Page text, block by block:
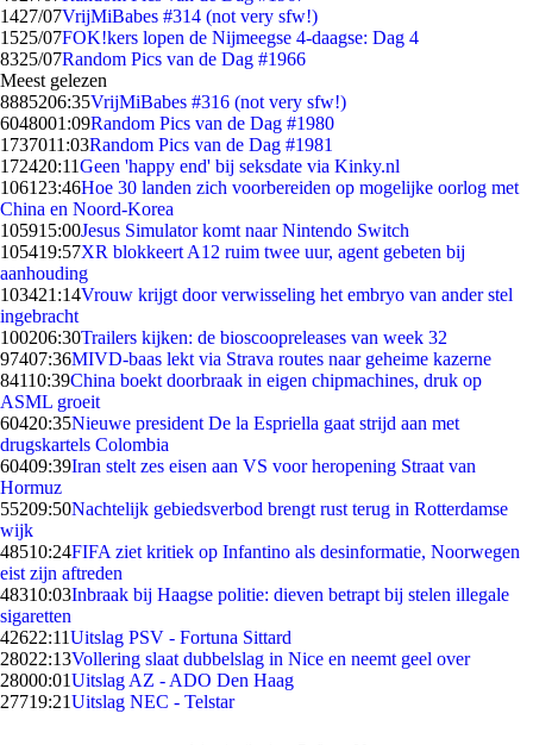
1427/07VrijMiBabes #314 (not very sfw!)
1525/07FOK!kers lopen de Nijmeegse 4-daagse: Dag 4
8325/07Random Pics van de Dag #1966
Meest gelezen
8885206:35VrijMiBabes #316 (not very sfw!)
6048001:09Random Pics van de Dag #1980
1737011:03Random Pics van de Dag #1981
172420:11Geen 'happy end' bij seksdate via Kinky.nl
1061 23:46Hoe 30 landen zich voorbereiden op mogelijke oorlog met
China en Noord-Korea
105915:00Jesus Simulator komt naar Nintendo Switch
105419:57XR blokkeert A12 ruim twee uur, agent gebeten bij
aanhouding
103421:14Vrouw krijgt door verwisseling het embryo van ander stel
ingebracht
100206:30Trailers kijken: de bioscoopreleases van week 32
97407:36MIVD-baas lekt via Strava routes naar geheime kazerne
84110:39China boekt doorbraak in eigen chipmachines, druk op
ASML groeit
60420:35Nieuwe president De la Espriella gaat strijd aan met
drugskartels Colombia
60409:39Iran stelt zes eisen aan VS voor heropening Straat van
Hormuz
55209:50Nachtelijk gebiedsverbod brengt rust terug in Rotterdamse
wijk
48510:24FIFA ziet kritiek op Infantino als desinformatie, Noorwegen
eist zijn aftreden
48310:03Inbraak bij Haagse politie: dieven betrapt bij stelen illegale
sigaretten
42622:11Uitslag PSV - Fortuna Sittard
28022:13Vollering slaat dubbelslag in Nice en neemt geel over
28000:01Uitslag AZ - ADO Den Haag
27719:21Uitslag NEC - Telstar